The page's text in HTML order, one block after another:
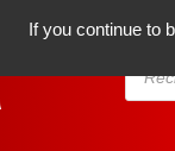
If you continue to